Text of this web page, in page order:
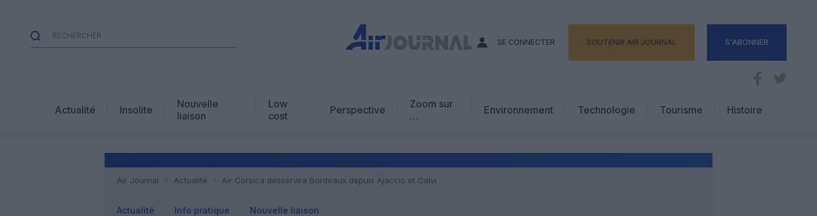
SE CONNECTER SOUTENIR AIR JOURNAL S'ABONNER
Actualité Insolite
Nouvelle
liaison
Low
cost
Perspective
Zoom sur
…
Avis d’expert
Environnement Technologie
Tourisme
Hôtellerie
Histoire
Air Journal Actualité Air Corsica desservira Bordeaux depuis Ajaccio et Calvi
Actualité Info pratique Nouvelle liaison